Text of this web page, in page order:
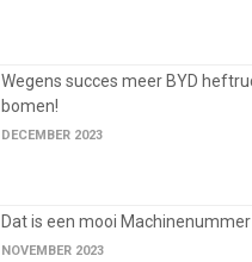
Wegens succes meer BYD
bomen!
DECEMBER 2023
Dat is een mooi Machinenummer
NOVEMBER 2023